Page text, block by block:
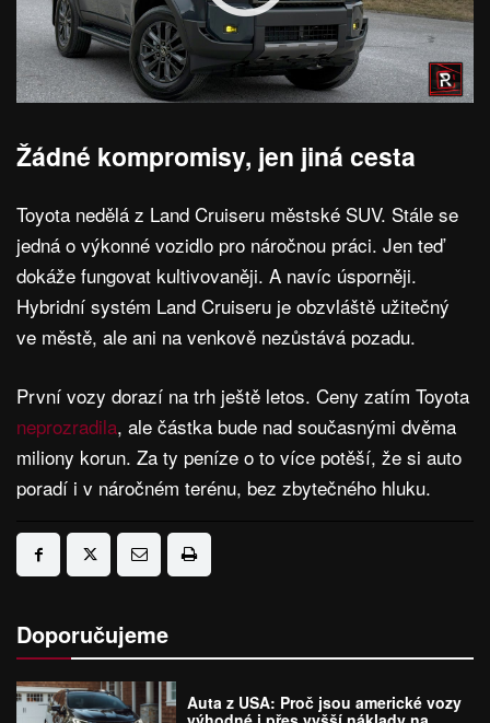
Žádné kompromisy, jen jiná cesta
Toyota nedělá z Land Cruiseru městské SUV. Stále se
jedná o výkonné vozidlo pro náročnou práci. Jen teď
dokáže fungovat kultivovaněji. A navíc úsporněji.
Hybridní systém Land Cruiseru je obzvláště užitečný
ve městě, ale ani na venkově nezůstává pozadu.
První vozy dorazí na trh ještě letos. Ceny zatím Toyota
neprozradila, ale částka bude nad současnými dvěma
miliony korun. Za ty peníze o to více potěší, že si auto
poradí i v náročném terénu, bez zbytečného hluku.
Doporučujeme
Auta z USA: Proč jsou americké vozy